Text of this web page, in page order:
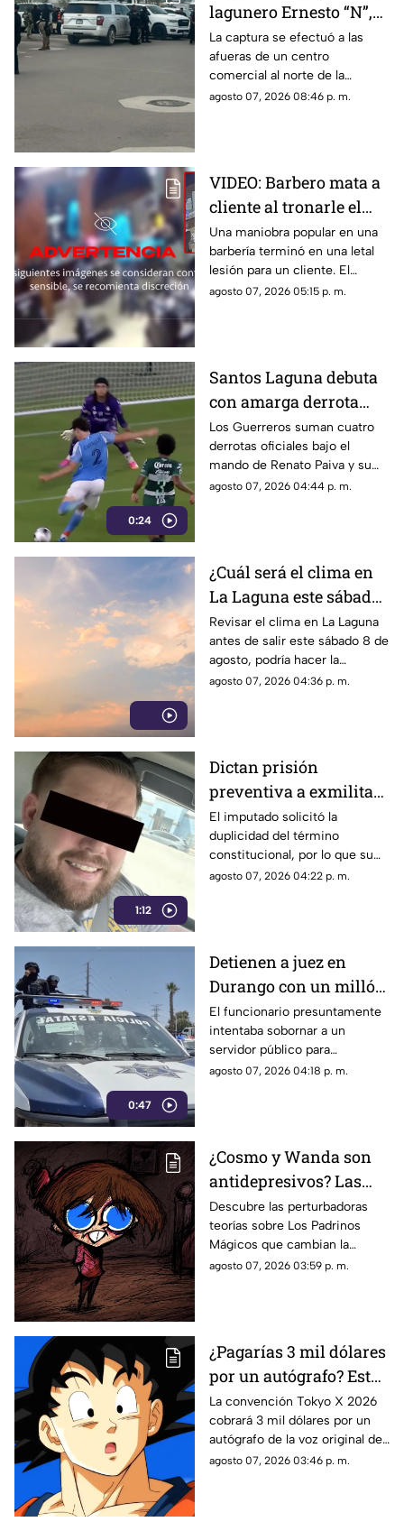
lagunero Ernesto “N”,
alias “El Güino”, tras
despliegue de
seguridad en Torreón
La captura se efectuó a las
afueras de un centro
comercial al norte de la
ciudad; le habrían asegurado
agosto 07, 2026 08:46 p. m.
VIDEO: Barbero mata a
cliente al tronarle el
cuello mientras le
cortaba el cabello
Una maniobra popular en una
barbería terminó en una letal
lesión para un cliente. El
momento quedó registrado
agosto 07, 2026 05:15 p. m.
0:24
Santos Laguna debuta
con amarga derrota
ante el New York City
en la Leagues Cup
Los Guerreros suman cuatro
derrotas oficiales bajo el
mando de Renato Paiva y su
próximo reto será ante el
agosto 07, 2026 04:44 p. m.
¿Cuál será el clima en
La Laguna este sábado
8 de agosto 2026?
Revisar el clima en La Laguna
antes de salir este sábado 8 de
agosto, podría hacer la
diferencia entre un día
agosto 07, 2026 04:36 p. m.
1:12
Dictan prisión
preventiva a exmilitar
estadounidense por
asesinato de tres
personas en Coahuila
El imputado solicitó la
duplicidad del término
constitucional, por lo que su
situación jurídica se definirá
agosto 07, 2026 04:22 p. m.
0:47
Detienen a juez en
Durango con un millón
de pesos y un arma de
fuego
El funcionario presuntamente
intentaba sobornar a un
servidor público para
reclasificar diversas causas
agosto 07, 2026 04:18 p. m.
¿Cosmo y Wanda son
antidepresivos? Las
perturbadoras teorías y
las hipótesis más
oscuras sobre Los
Padrinos Mágicos
Descubre las perturbadoras
teorías sobre Los Padrinos
Mágicos que cambian la
historia de Timmy Turner y el
agosto 07, 2026 03:59 p. m.
¿Pagarías 3 mil dólares
por un autógrafo? Esto
cobra quien da voz a
Goku e indigna a los
fans
La convención Tokyo X 2026
cobrará 3 mil dólares por un
autógrafo de la voz original de
Goku en Dragon Ball. Fans
agosto 07, 2026 03:46 p. m.